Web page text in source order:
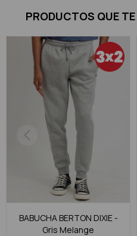
PRODUCTOS QUE
BABUCHA BERTON DIXIE -
Gris Melange